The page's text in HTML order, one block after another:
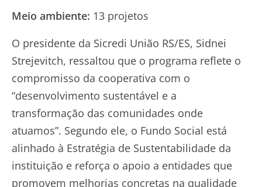
Meio ambiente: 13 projetos
O presidente da Sicredi União RS/ES, Sidnei
Strejevitch, ressaltou que o programa reflete o
compromisso da cooperativa com o
“desenvolvimento sustentável e a
transformação das comunidades onde
atuamos”. Segundo ele, o Fundo Social está
alinhado à Estratégia de Sustentabilidade da
instituição e reforça o apoio a entidades que
promovem melhorias concretas na qualidade